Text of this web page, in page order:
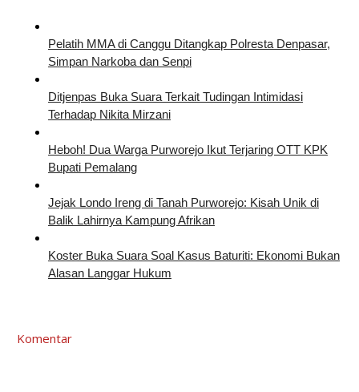
Pelatih MMA di Canggu Ditangkap Polresta Denpasar,
Simpan Narkoba dan Senpi
Ditjenpas Buka Suara Terkait Tudingan Intimidasi
Terhadap Nikita Mirzani
Heboh! Dua Warga Purworejo Ikut Terjaring OTT KPK
Bupati Pemalang
Jejak Londo Ireng di Tanah Purworejo: Kisah Unik di
Balik Lahirnya Kampung Afrikan
Koster Buka Suara Soal Kasus Baturiti: Ekonomi Bukan
Alasan Langgar Hukum
Komentar